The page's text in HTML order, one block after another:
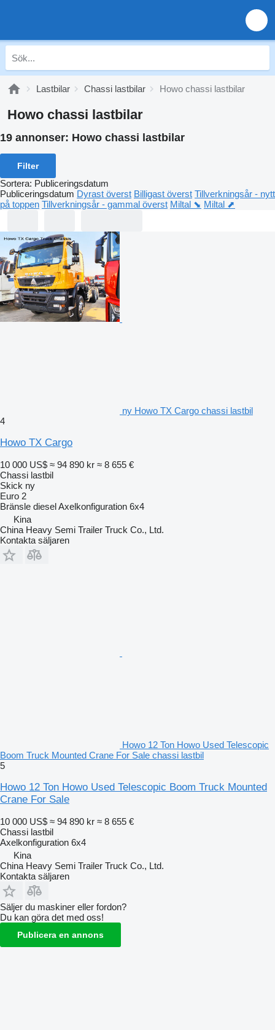
Lastbilar Chassi lastbilar Howo chassi lastbilar
Howo chassi lastbilar
19 annonser: Howo chassi lastbilar
Filter
Sortera: Publiceringsdatum
Publiceringsdatum Dyrast överst Billigast överst Tillverkningsår - nytt
på toppen Tillverkningsår - gammal överst Miltal ⬊ Miltal ⬈
ny Howo TX Cargo chassi lastbil
4
Howo TX Cargo
10 000 US$ ≈ 94 890 kr ≈ 8 655 €
Chassi lastbil
Skick ny
Euro 2
Bränsle dieselAxelkonfiguration 6x4
Kina
China Heavy Semi Trailer Truck Co., Ltd.
Kontakta säljaren
Howo 12 Ton Howo Used Telescopic
Boom Truck Mounted Crane For Sale chassi lastbil
5
Howo 12 Ton Howo Used Telescopic Boom Truck Mounted
Crane For Sale
10 000 US$ ≈ 94 890 kr ≈ 8 655 €
Chassi lastbil
Axelkonfiguration 6x4
Kina
China Heavy Semi Trailer Truck Co., Ltd.
Kontakta säljaren
Säljer du maskiner eller fordon?
Du kan göra det med oss!
Publicera en annons